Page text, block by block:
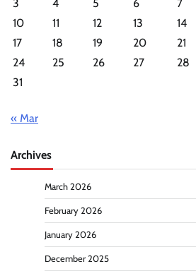
3
4 5 6 7
10
11 12 13 14
17
18 19 20 21
24
25 26 27 28
31
« Mar
Archives
March 2026
February 2026
January 2026
December 2025